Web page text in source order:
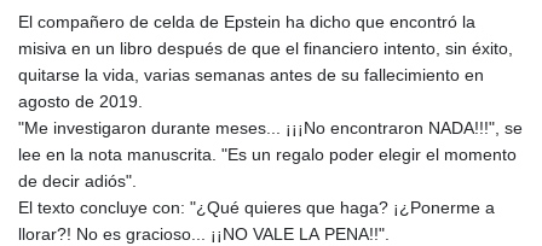
El compañero de celda de Epstein ha dicho que encontró la
misiva en un libro después de que el financiero intento, sin éxito,
quitarse la vida, varias semanas antes de su fallecimiento en
agosto de 2019.
"Me investigaron durante meses... ¡¡¡No encontraron NADA!!!", se
lee en la nota manuscrita. "Es un regalo poder elegir el momento
de decir adiós".
El texto concluye con: "¿Qué quieres que haga? ¡¿Ponerme a
llorar?! No es gracioso... ¡¡NO VALE LA PENA!!".